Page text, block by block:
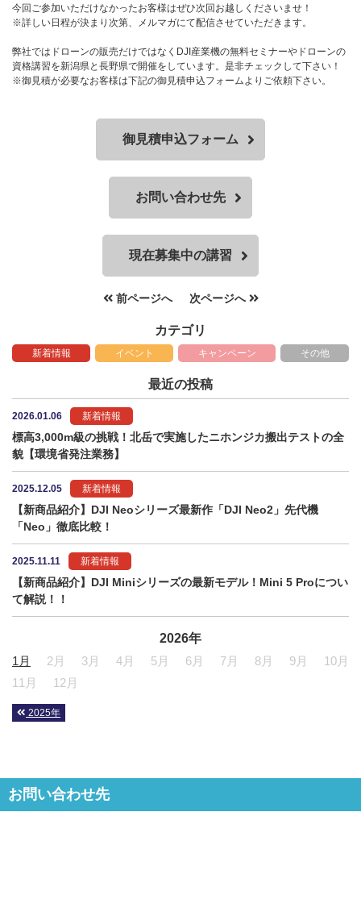
今回ご参加いただけなかったお客様はぜひ次回お越しくださいませ！
※詳しい日程が決まり次第、メルマガにて配信させていただきます。
弊社ではドローンの販売だけではなくDJI産業機の無料セミナーやドローンの
資格講習を新潟県と長野県で開催をしています。是非チェックして下さい！
※御見積が必要なお客様は下記の御見積申込フォームよりご依頼下さい。
御見積申込フォーム
お問い合わせ先
現在募集中の講習
前ページへ 次ページへ
カテゴリ
新着情報 イベント キャンペーン その他
最近の投稿
2026.01.06 新着情報
標高3,000m級の挑戦！北岳で実施したニホンジカ搬出テストの全
貌【環境省発注業務】
2025.12.05 新着情報
【新商品紹介】DJI Neoシリーズ最新作「DJI Neo2」先代機
「Neo」徹底比較！
2025.11.11 新着情報
【新商品紹介】DJI Miniシリーズの最新モデル！Mini 5 Proについ
て解説！！
2026年
1月
2月 3月 4月 5月 6月 7月 8月 9月
10月
11月
12月
2025年
お問い合わせ先